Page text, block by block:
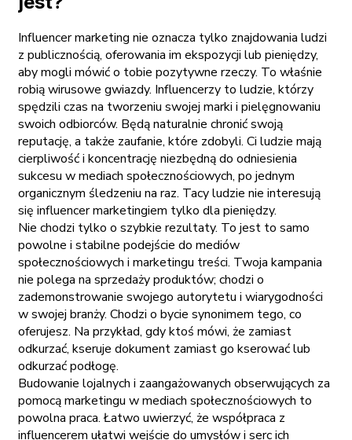
Influencer marketing nie oznacza tylko znajdowania ludzi
z publicznością, oferowania im ekspozycji lub pieniędzy,
aby mogli mówić o tobie pozytywne rzeczy. To właśnie
robią wirusowe gwiazdy. Influencerzy to ludzie, którzy
spędzili czas na tworzeniu swojej marki i pielęgnowaniu
swoich odbiorców. Będą naturalnie chronić swoją
reputację, a także zaufanie, które zdobyli. Ci ludzie mają
cierpliwość i koncentrację niezbędną do odniesienia
sukcesu w mediach społecznościowych, po jednym
organicznym śledzeniu na raz. Tacy ludzie nie interesują
się influencer marketingiem tylko dla pieniędzy.
Nie chodzi tylko o szybkie rezultaty. To jest to samo
powolne i stabilne podejście do mediów
społecznościowych i marketingu treści. Twoja kampania
nie polega na sprzedaży produktów; chodzi o
zademonstrowanie swojego autorytetu i wiarygodności
w swojej branży. Chodzi o bycie synonimem tego, co
oferujesz. Na przykład, gdy ktoś mówi, że zamiast
odkurzać, kseruje dokument zamiast go kserować lub
odkurzać podłogę.
Budowanie lojalnych i zaangażowanych obserwujących za
pomocą marketingu w mediach społecznościowych to
powolna praca. Łatwo uwierzyć, że współpraca z
influencerem ułatwi wejście do umysłów i serc ich